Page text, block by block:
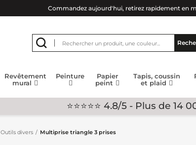
Commandez aujourd'hui, retirez rapidement en
Revêtement
mural
Peinture
Papier
peint
Tapis, coussin
et plaid
⭐⭐⭐⭐⭐ 4.8/5 - Plus de 14
Outils divers Multiprise triangle 3 prises